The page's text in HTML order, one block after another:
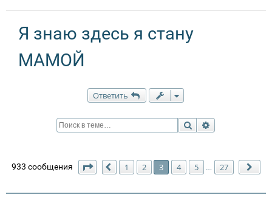
Я знаю здесь я стану
МАМОЙ
Ответить
Поиск
933 сообщения Страница из
Пред.
1 2 3 4 5 … 27